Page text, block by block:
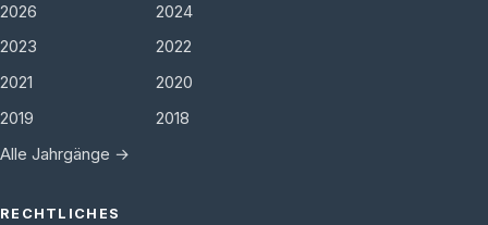
2026
2024
2023
2022
2021
2020
2019
2018
Alle Jahrgänge →
RECHTLICHES